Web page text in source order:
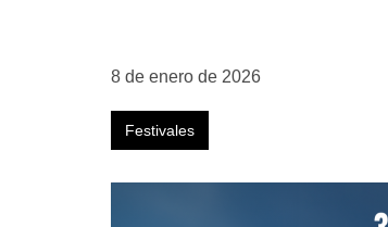
8 de enero de 2026
Festivales